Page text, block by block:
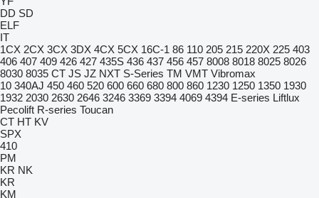
DD SD
ELF
IT
1CX 2CX 3CX 3DX 4CX 5CX 16C-1 86 110 205 215 220X 225 403
406 407 409 426 427 435S 436 437 456 457 8008 8018 8025 8026
8030 8035 CT JS JZ NXT S-Series TM VMT Vibromax
10 340AJ 450 460 520 600 660 680 800 860 1230 1250 1350 1930
1932 2030 2630 2646 3246 3369 3394 4069 4394 E-series Liftlux
Pecolift R-series Toucan
CT HT KV
SPX
410
PM
KR NK
KR
KM